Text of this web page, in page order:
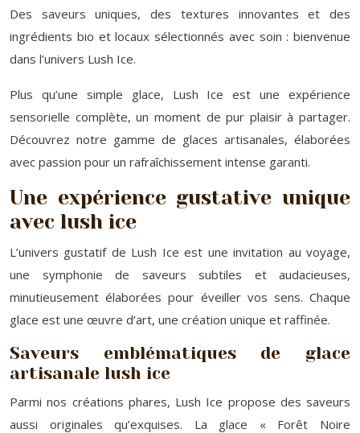
Des saveurs uniques, des textures innovantes et des
ingrédients bio et locaux sélectionnés avec soin : bienvenue
dans l’univers Lush Ice.
Plus qu’une simple glace, Lush Ice est une expérience
sensorielle complète, un moment de pur plaisir à partager.
Découvrez notre gamme de glaces artisanales, élaborées
avec passion pour un rafraîchissement intense garanti.
Une expérience gustative unique
avec lush ice
L’univers gustatif de Lush Ice est une invitation au voyage,
une symphonie de saveurs subtiles et audacieuses,
minutieusement élaborées pour éveiller vos sens. Chaque
glace est une œuvre d’art, une création unique et raffinée.
Saveurs emblématiques de glace
artisanale lush ice
Parmi nos créations phares, Lush Ice propose des saveurs
aussi originales qu’exquises. La glace « Forêt Noire